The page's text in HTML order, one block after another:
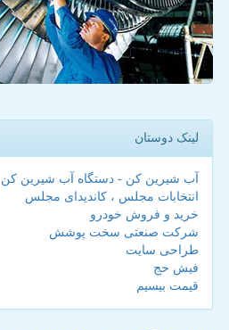
لینک دوستان
آب شیرین کن - دستگاه آب شیرین کن
انتخابات مجلس ، کاندیدای مجلس
خرید و فروش خودرو
شرکت صنعتی سخت پوشش
طراحی سایت
فیش حج
قیمت بیسیم